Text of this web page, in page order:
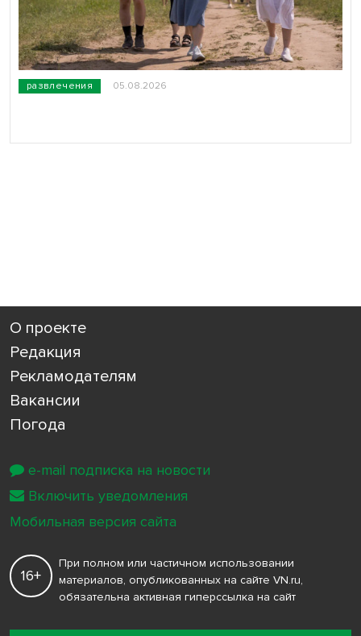
развлечения 05.08.2026
О проекте
Редакция
Рекламодателям
Вакансии
Погода
16+
При полном или частичном использовании
материалов, опубликованных на сайте VN.ru,
обязательна активная гиперссылка на сайт
e-mail подписка на новости
Включить уведомления
Мобильная версия сайта